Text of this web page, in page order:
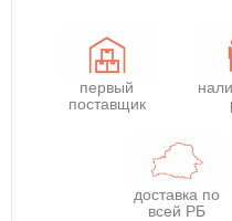
первый
поставщик
доставка по
всей РБ